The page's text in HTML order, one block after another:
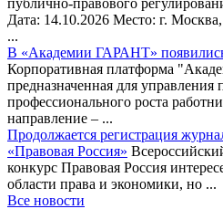
Дата: 14.10.2026 Место: г.
...
В «Академии ГАРАНТ»
Корпоративная платформа
предназначенная для управления
профессионального роста
направление – ...
Продолжается регистрация
«Правовая Россия»
конкурс Правовая Россия
области права и экономики, но ...
Все новости